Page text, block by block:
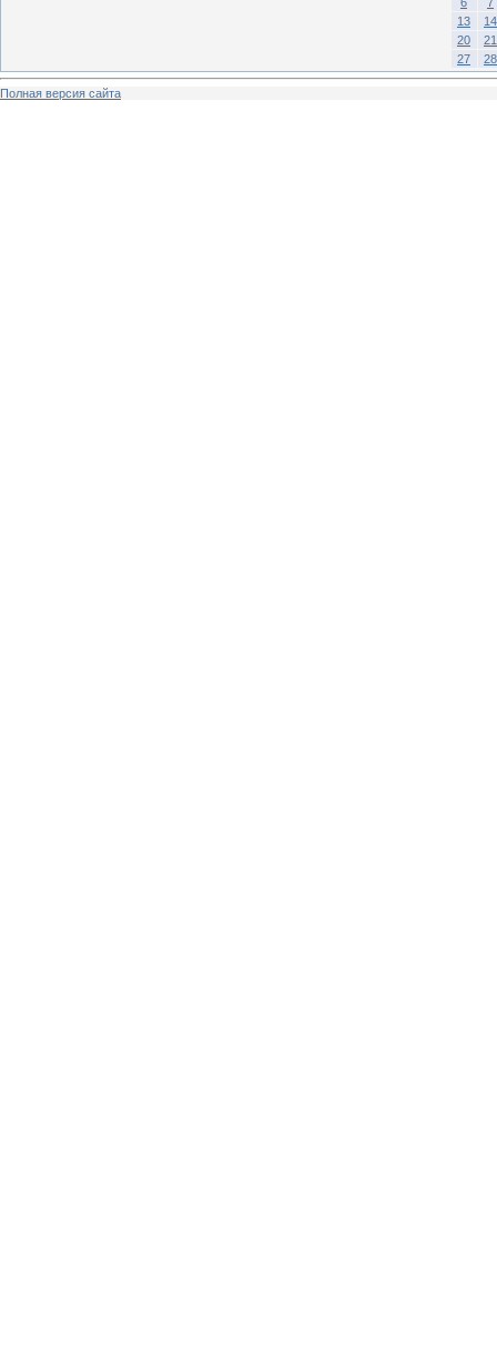
13
14
20
21
27
28
Полная версия сайта